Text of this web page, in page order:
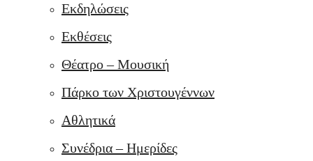
Εκδηλώσεις
Εκθέσεις
Θέατρο – Μουσική
Πάρκο των Χριστουγέννων
Αθλητικά
Συνέδρια – Ημερίδες